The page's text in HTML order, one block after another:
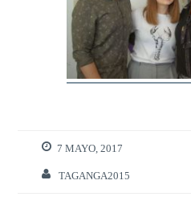
7 MAYO, 2017
TAGANGA2015